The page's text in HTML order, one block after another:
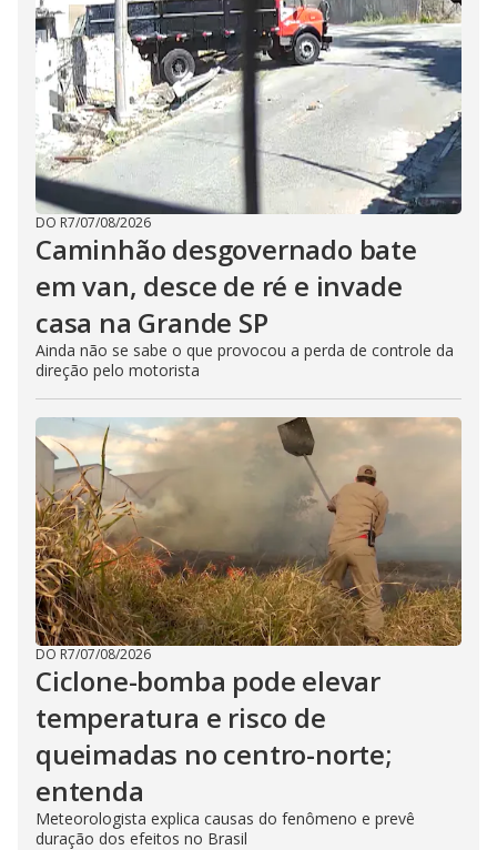
DO R7/07/08/2026
Caminhão desgovernado bate
em van, desce de ré e invade
casa na Grande SP
Ainda não se sabe o que provocou a perda de controle da
direção pelo motorista
DO R7/07/08/2026
Ciclone-bomba pode elevar
temperatura e risco de
queimadas no centro-norte;
entenda
Meteorologista explica causas do fenômeno e prevê
duração dos efeitos no Brasil